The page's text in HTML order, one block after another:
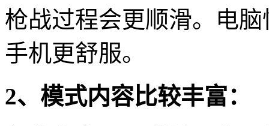
枪战过程会更顺滑。电
手机更舒服。
2、模式内容比较丰富：